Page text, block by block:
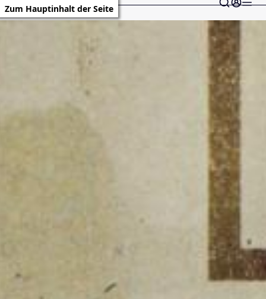
Zum Hauptinhalt der Seite